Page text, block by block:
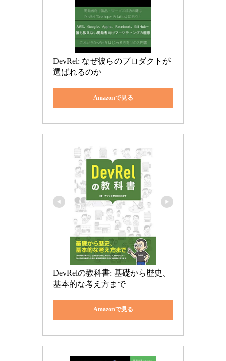
DevRel: なぜ彼らのプロダクトが
選ばれるのか
Amazonで見る
DevRelの教科書: 基礎から歴史、
基本的な考え方まで
Amazonで見る